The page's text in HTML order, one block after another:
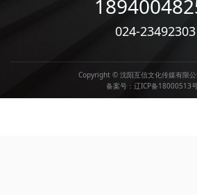
024-23492303
Copyright © 沈阳互信文化传媒有限
备案号： 辽ICP备18000513